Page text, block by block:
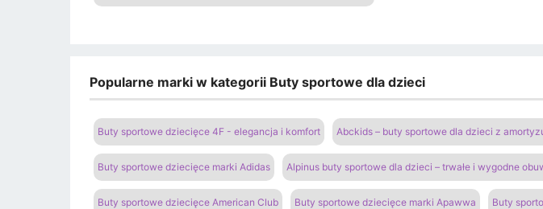
Popularne marki w kategorii Buty sportowe dla dzieci
Buty sportowe dziecięce 4F - elegancja i komfort Abckids – buty sportowe dla dzieci z
Buty sportowe dziecięce marki Adidas Alpinus buty sportowe dla dzieci – trwałe i wygodne
Buty sportowe dziecięce American Club Buty sportowe dziecięce marki Apawwa Buty